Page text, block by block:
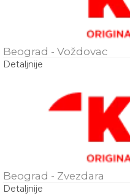
Beograd - Voždovac
Detaljnije
Beograd - Zvezdara
Detaljnije